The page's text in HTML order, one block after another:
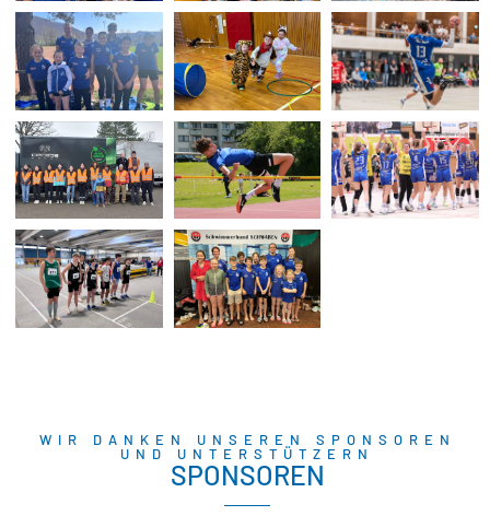
WIR DANKEN UNSEREN SPONSOREN
UND UNTERSTÜTZERN
SPONSOREN